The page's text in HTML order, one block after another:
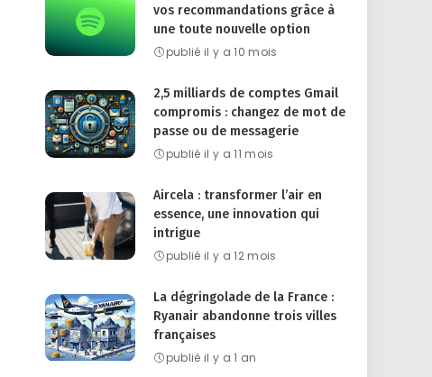
vos recommandations grâce à
une toute nouvelle option
publié il y a 10 mois
2,5 milliards de comptes Gmail
compromis : changez de mot de
passe ou de messagerie
publié il y a 11 mois
Aircela : transformer l’air en
essence, une innovation qui
intrigue
publié il y a 12 mois
La dégringolade de la France :
Ryanair abandonne trois villes
françaises
publié il y a 1 an